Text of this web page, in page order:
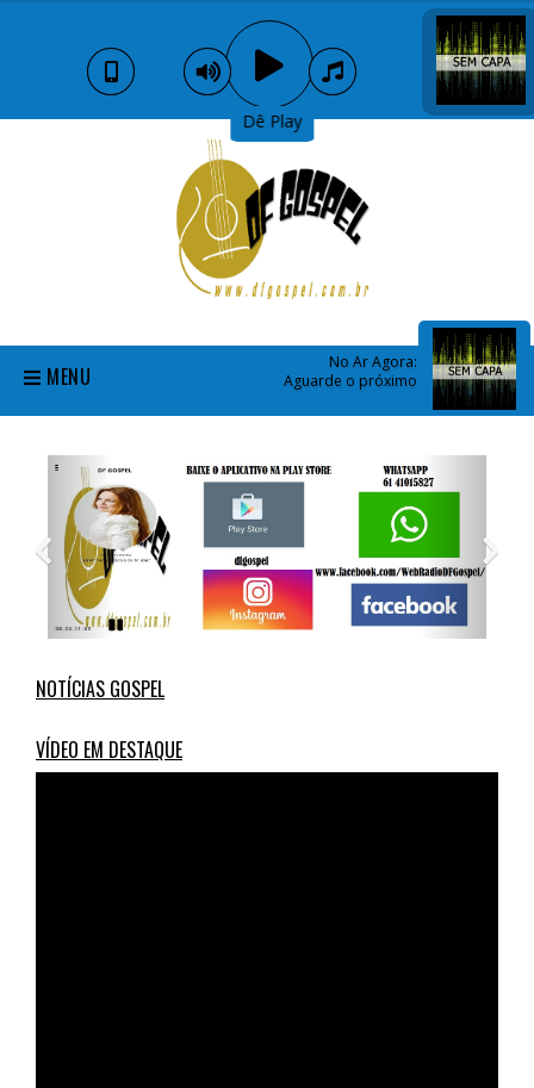
Dê Play
MENU
No Ar Agora:
Aguarde o próximo
Previous
NOTÍCIAS GOSPEL
VÍDEO EM DESTAQUE